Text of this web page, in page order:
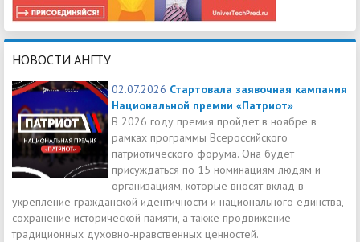
НОВОСТИ АНГТУ
02.07.2026 Стартовала заявочная кампания
Национальной премии «Патриот»
В 2026 году премия пройдет в ноябре в
рамках программы Всероссийского
патриотического форума. Она будет
присуждаться по 15 номинациям людям и
организациям, которые вносят вклад в
укрепление гражданской идентичности и национального единства,
сохранение исторической памяти, а также продвижение
традиционных духовно-нравственных ценностей.